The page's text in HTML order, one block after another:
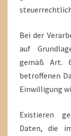
Bei der
auf
gemäß Art.
betroffenen
Einwilligung
Existieren
Daten, die